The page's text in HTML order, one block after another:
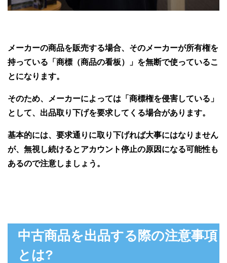
メーカーの商品を販売する場合、そのメーカーが所有権を
持っている「商標（商品の看板）」を無断で使っているこ
とになります。
そのため、メーカーによっては「商標権を侵害している」
として、出品取り下げを要求してくる場合があります。
基本的には、要求通りに取り下げれば大事にはなりません
が、無視し続けるとアカウント停止の原因になる可能性も
あるので注意しましょう。
中古商品を出品する際の注意事項
とは?